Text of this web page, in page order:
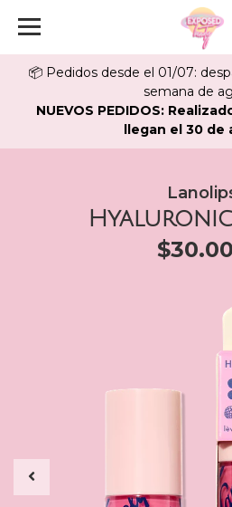
📦 Pedidos desde el 01/07:
semana de
NUEVOS PEDIDOS:
llegan el 30 de